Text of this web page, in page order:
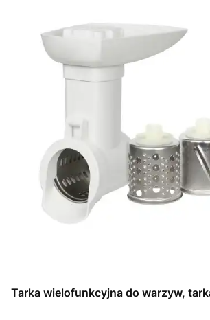
Tarka wielofunkcyjna do warzyw,